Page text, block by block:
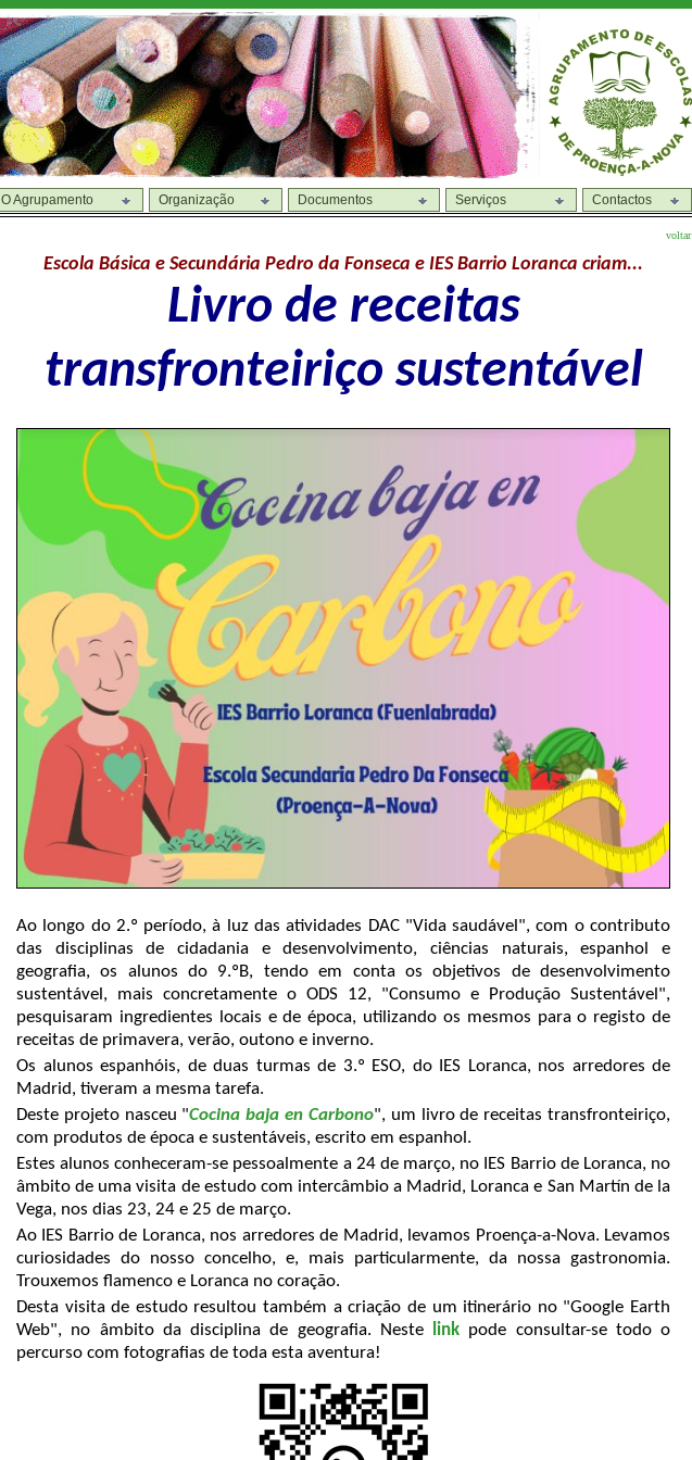
O Agrupamento Organização Documentos Serviços Contactos
voltar
Escola Básica e Secundária Pedro da Fonseca e IES Barrio Loranca criam...
Livro de receitas
transfronteiriço sustentável
Ao longo do 2.º período, à luz das atividades DAC "Vida saudável", com o contributo
das disciplinas de cidadania e desenvolvimento, ciências naturais, espanhol e
geografia, os alunos do 9.ºB, tendo em conta os objetivos de desenvolvimento
sustentável, mais concretamente o ODS 12, "Consumo e Produção Sustentável",
pesquisaram ingredientes locais e de época, utilizando os mesmos para o registo de
receitas de primavera, verão, outono e inverno.
Os alunos espanhóis, de duas turmas de 3.º ESO, do IES Loranca, nos arredores de
Madrid, tiveram a mesma tarefa.
Deste projeto nasceu "Cocina baja en Carbono", um livro de receitas transfronteiriço,
com produtos de época e sustentáveis, escrito em espanhol.
Estes alunos conheceram-se pessoalmente a 24 de março, no IES Barrio de Loranca, no
âmbito de uma visita de estudo com intercâmbio a Madrid, Loranca e San Martín de la
Vega, nos dias 23, 24 e 25 de março.
Ao IES Barrio de Loranca, nos arredores de Madrid, levamos Proença-a-Nova. Levamos
curiosidades do nosso concelho, e, mais particularmente, da nossa gastronomia.
Trouxemos flamenco e Loranca no coração.
Desta visita de estudo resultou também a criação de um itinerário no "Google Earth
Web", no âmbito da disciplina de geografia. Neste
link pode consultar-se todo o
percurso com fotografias de toda esta aventura!